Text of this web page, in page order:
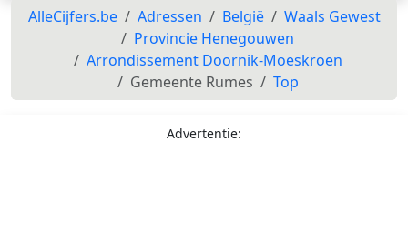
AlleCijfers.be Adressen België
Waals Gewest
Provincie Henegouwen
Arrondissement Doornik-Moeskroen
Gemeente Rumes
Top
Advertentie: